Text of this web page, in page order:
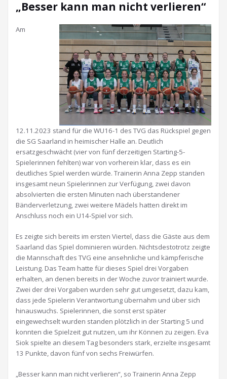
„Besser kann man nicht verlieren“
Am
12.11.2023 stand für die WU16-1 des TVG das Rückspiel gegen
die SG Saarland in heimischer Halle an. Deutlich
ersatzgeschwächt (vier von fünf derzeitigen Starting-5-
Spielerinnen fehlten) war von vorherein klar, dass es ein
deutliches Spiel werden würde. Trainerin Anna Zepp standen
insgesamt neun Spielerinnen zur Verfügung, zwei davon
absolvierten die ersten Minuten nach überstandener
Bänderverletzung, zwei weitere Mädels hatten direkt im
Anschluss noch ein U14-Spiel vor sich.
Es zeigte sich bereits im ersten Viertel, dass die Gäste aus dem
Saarland das Spiel dominieren würden. Nichtsdestotrotz zeigte
die Mannschaft des TVG eine ansehnliche und kämpferische
Leistung. Das Team hatte für dieses Spiel drei Vorgaben
erhalten, an denen bereits in der Woche zuvor trainiert wurde.
Zwei der drei Vorgaben wurden sehr gut umgesetzt, dazu kam,
dass jede Spielerin Verantwortung übernahm und über sich
hinauswuchs. Spielerinnen, die sonst erst später
eingewechselt wurden standen plötzlich in der Starting 5 und
konnten die Spielzeit gut nutzen, um ihr Können zu zeigen. Eva
Siok spielte an diesem Tag besonders stark, erzielte insgesamt
13 Punkte, davon fünf von sechs Freiwürfen.
„Besser kann man nicht verlieren“, so Trainerin Anna Zepp